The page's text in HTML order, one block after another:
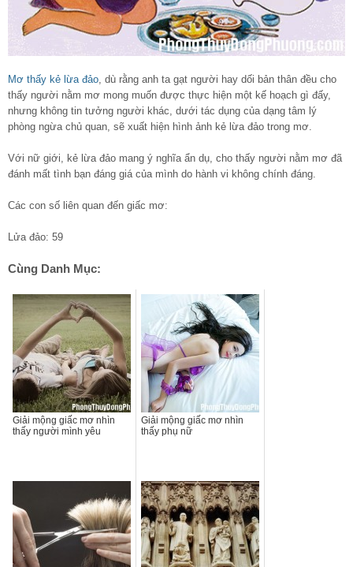
Mơ thấy kẻ lừa đảo, dù rằng anh ta gạt người hay dối bản thân đều cho
thấy người nằm mơ mong muốn được thực hiện một kế hoạch gì đấy,
nhưng không tin tưởng người khác, dưới tác dụng của dạng tâm lý
phòng ngừa chủ quan, sẽ xuất hiện hình ảnh kẻ lừa đảo trong mơ.
Với nữ giới, kẻ lừa đảo mang ý nghĩa ẩn dụ, cho thấy người nằm mơ đã
đánh mất tình bạn đáng giá của mình do hành vi không chính đáng.
Các con số liên quan đến giấc mơ:
Lửa đảo: 59
Cùng Danh Mục:
Giải mộng giấc mơ nhìn
thấy người mình yêu
Giải mộng giấc mơ nhìn
thấy phụ nữ